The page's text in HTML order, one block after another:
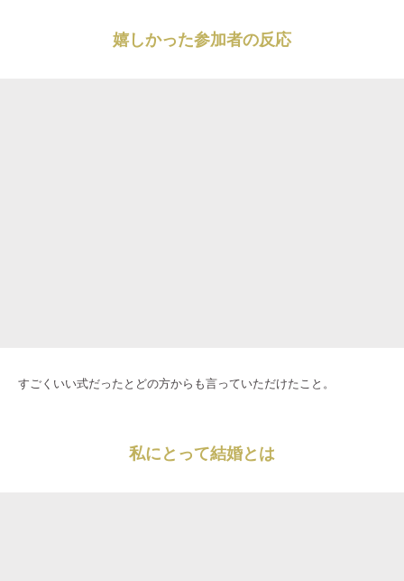
嬉しかった参加者の反応
すごくいい式だったとどの方からも言っていただけたこと。
私にとって結婚とは